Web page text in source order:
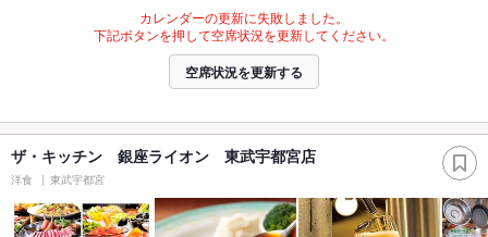
カレンダーの更新に失敗しました。
下記ボタンを押して空席状況を更新してください。
空席状況を更新する
ザ・キッチン 銀座ライオン 東武宇都宮店
洋食 東武宇都宮